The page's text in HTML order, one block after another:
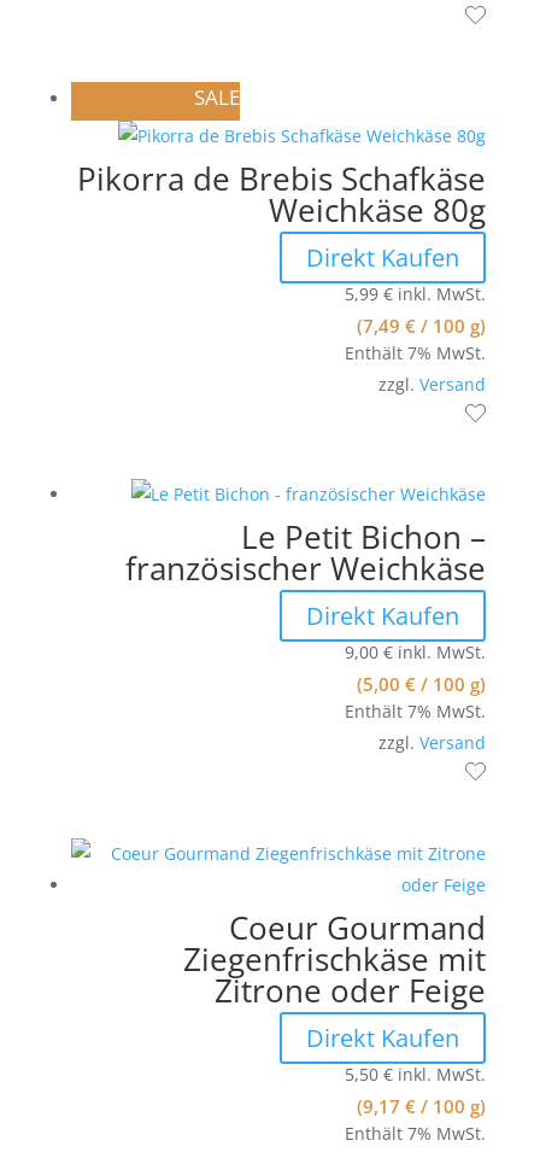
SALE
Pikorra de Brebis Schafkäse
Weichkäse 80g
Direkt Kaufen
5,99€ inkl. MwSt.
(7,49€ / 100 g)
Enthält 7% MwSt.
zzgl.Versand
Le Petit Bichon –
französischer Weichkäse
Direkt Kaufen
9,00€ inkl. MwSt.
(5,00€ / 100 g)
Enthält 7% MwSt.
zzgl.Versand
Coeur Gourmand
Ziegenfrischkäse mit
Zitrone oder Feige
Direkt Kaufen
5,50€ inkl. MwSt.
(9,17€ / 100 g)
Enthält 7% MwSt.